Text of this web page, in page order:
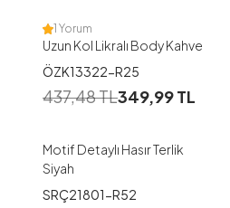
1 Yorum
Uzun Kol Likralı Body Kahve
ÖZK13322-R25
437,48TL349,99TL
37 39 40
Motif Detaylı Hasır Terlik
Siyah
SRÇ21801-R52